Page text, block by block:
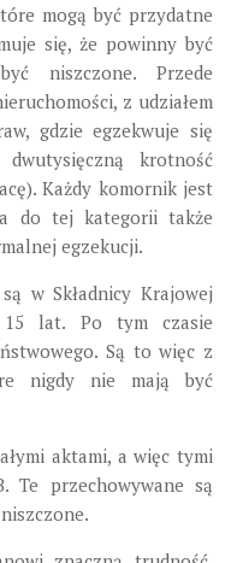
mogą być przydatne
się, że powinny być
niszczone. Przede
z udziałem
gdzie egzekwuje się
krotność
Każdy komornik jest
do tej kategorii także
egzekucji.
w Składnicy Krajowej
15 lat. Po tym czasie
Są to więc z
nigdy nie mają być
aktami, a więc tymi
Te przechowywane są